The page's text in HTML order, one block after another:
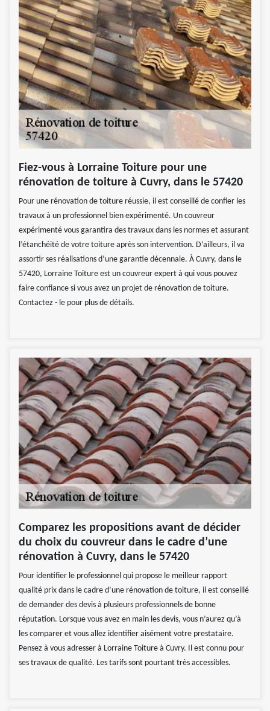
Fiez-vous à Lorraine Toiture pour une
rénovation de toiture à Cuvry, dans le 57420
Pour une rénovation de toiture réussie, il est conseillé de confier les
travaux à un professionnel bien expérimenté. Un couvreur
expérimenté vous garantira des travaux dans les normes et assurant
l’étanchéité de votre toiture après son intervention. D’ailleurs, il va
assortir ses réalisations d’une garantie décennale. À Cuvry, dans le
57420, Lorraine Toiture est un couvreur expert à qui vous pouvez
faire confiance si vous avez un projet de rénovation de toiture.
Contactez - le pour plus de détails.
Comparez les propositions avant de décider
du choix du couvreur dans le cadre d’une
rénovation à Cuvry, dans le 57420
Pour identifier le professionnel qui propose le meilleur rapport
qualité prix dans le cadre d’une rénovation de toiture, il est conseillé
de demander des devis à plusieurs professionnels de bonne
réputation. Lorsque vous avez en main les devis, vous n’aurez qu’à
les comparer et vous allez identifier aisément votre prestataire.
Pensez à vous adresser à Lorraine Toiture à Cuvry. Il est connu pour
ses travaux de qualité. Les tarifs sont pourtant très accessibles.